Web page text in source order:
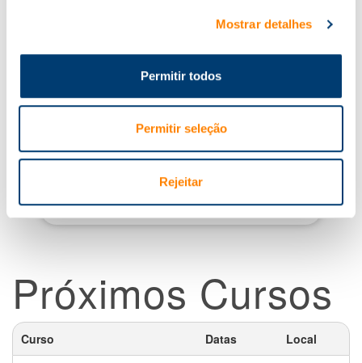
Mostrar detalhes
Permitir todos
Permitir seleção
Rejeitar
Atendimento a Clientes
Próximos Cursos
Curso Datas Local